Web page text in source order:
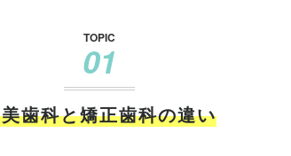
TOPIC
01
歯科と矯正歯科の違い